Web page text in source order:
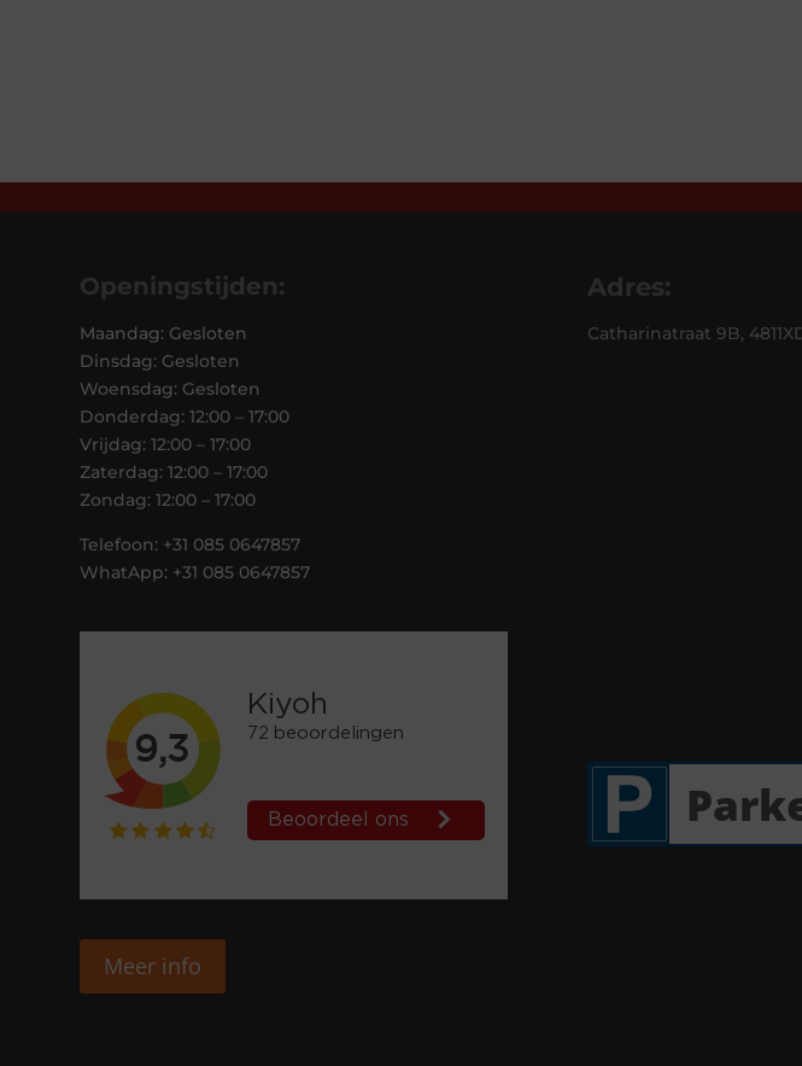
Openingstijden:
Maandag: Gesloten
Dinsdag: Gesloten
Woensdag: Gesloten
Donderdag: 12:00 – 17:00
Vrijdag: 12:00 – 17:00
Zaterdag: 12:00 – 17:00
Zondag: 12:00 – 17:00
Telefoon: +31 085 0647857
WhatApp: +31 085 0647857
Meer info
Adres:
Catharinatraat 9B,